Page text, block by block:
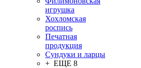
игрушка
Хохломская
роспись
Печатная
продукция
Сундуки и ларцы
+ ЕЩЕ 8